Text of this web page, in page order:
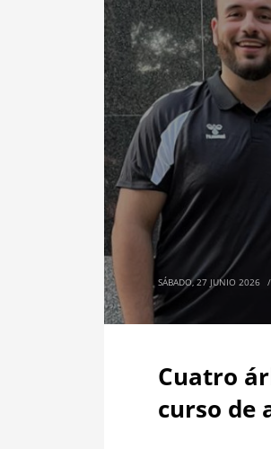
SÁBADO, 27 JUNIO 2026 /
Cuatro
curso de